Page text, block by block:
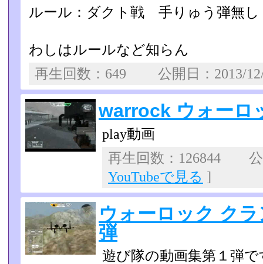
ルール：ダクト戦 手りゅう弾無
わしはルールなど知らん
再生回数：649 公開日：
warrock ウォーロ
play動画
再生回数：126844
YouTubeで見る ]
ウォーロック ク
弾
遊び隊の動画集第１弾